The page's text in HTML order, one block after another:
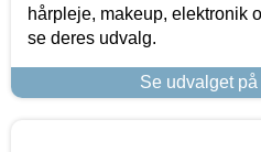
hårpleje, makeup, elektronik
se deres udvalg.
Se udvalget